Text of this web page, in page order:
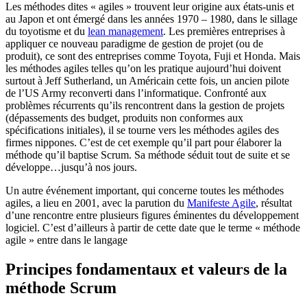
Les méthodes dites « agiles » trouvent leur origine aux états-unis et
au Japon et ont émergé dans les années 1970 – 1980, dans le sillage
du toyotisme et du lean management. Les premières entreprises à
appliquer ce nouveau paradigme de gestion de projet (ou de
produit), ce sont des entreprises comme Toyota, Fuji et Honda. Mais
les méthodes agiles telles qu’on les pratique aujourd’hui doivent
surtout à Jeff Sutherland, un Américain cette fois, un ancien pilote
de l’US Army reconverti dans l’informatique. Confronté aux
problèmes récurrents qu’ils rencontrent dans la gestion de projets
(dépassements des budget, produits non conformes aux
spécifications initiales), il se tourne vers les méthodes agiles des
firmes nippones. C’est de cet exemple qu’il part pour élaborer la
méthode qu’il baptise Scrum. Sa méthode séduit tout de suite et se
développe…jusqu’à nos jours.
Un autre événement important, qui concerne toutes les méthodes
agiles, a lieu en 2001, avec la parution du Manifeste Agile, résultat
d’une rencontre entre plusieurs figures éminentes du développement
logiciel. C’est d’ailleurs à partir de cette date que le terme « méthode
agile » entre dans le langage
Principes fondamentaux et valeurs de la
méthode Scrum